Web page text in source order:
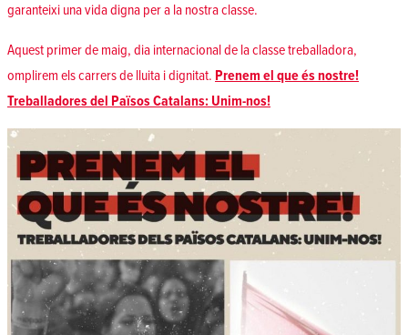
garanteixi una vida digna per a la nostra classe.
Aquest primer de maig, dia internacional de la classe treballadora,
omplirem els carrers de lluita i dignitat. Prenem el que és nostre!
Treballadores del Països Catalans: Unim-nos!